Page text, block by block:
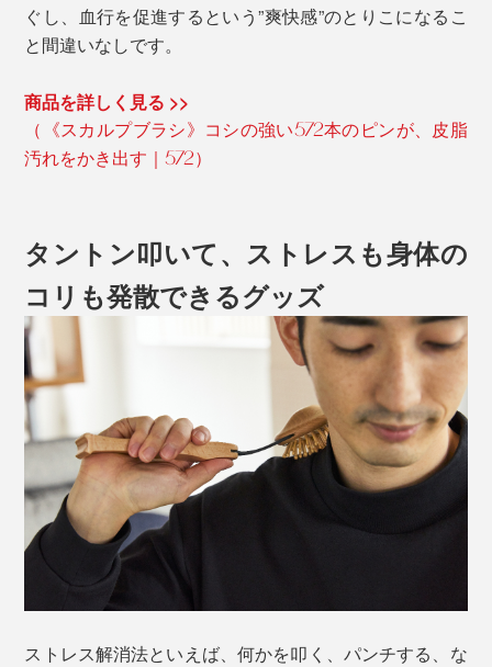
ぐし、血行を促進するという”爽快感”のとりこになるこ
と間違いなしです。
商品を詳しく見る >>
（《スカルプブラシ》コシの強い572本のピンが、皮脂
汚れをかき出す｜572）
タントン叩いて、ストレスも身体の
コリも発散できるグッズ
ストレス解消法といえば、何かを叩く、パンチする、な